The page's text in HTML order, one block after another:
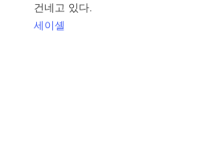
건네고 있다.
세이셸